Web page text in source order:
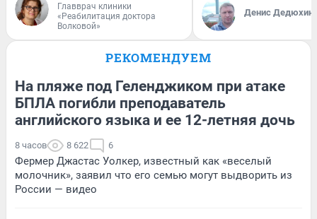
Главврач клиники
«Реабилитация доктора
Волковой»
Денис Дедюхин
РЕКОМЕНДУЕМ
На пляже под Геленджиком при атаке
БПЛА погибли преподаватель
английского языка и ее 12-летняя дочь
8 часов 8 622 6
Фермер Джастас Уолкер, известный как «веселый
молочник», заявил что его семью могут выдворить из
России — видео